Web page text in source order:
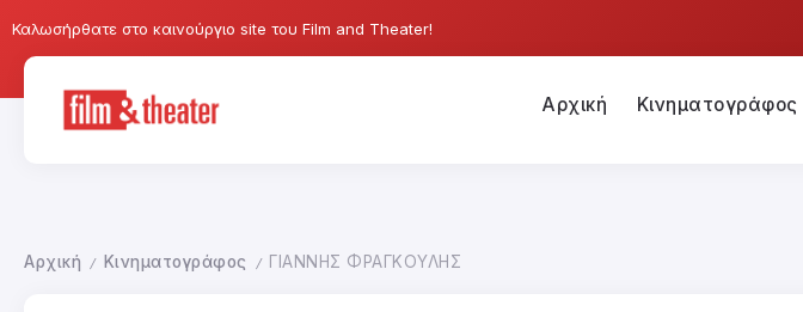
Καλωσήρθατε στο καινούργιο site του Film and Theater!
Αρχική Κινηματογράφος
Αρχική / Κινηματογράφος / ΓΙΑΝΝΗΣ ΦΡΑΓΚΟΥΛΗΣ